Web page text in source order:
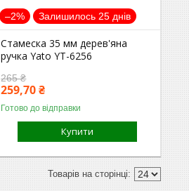
–2% Залишилось 25 днів
Стамеска 35 мм дерев'яна
ручка Yato YT-6256
265 ₴
259,70 ₴
Готово до відправки
Купити